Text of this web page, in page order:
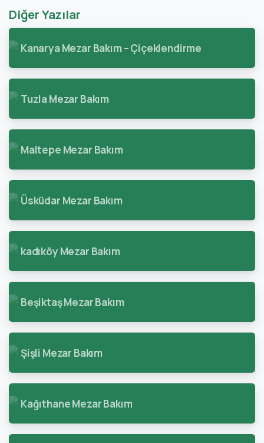
Diğer Yazılar
Kanarya Mezar Bakım – Çiçeklendirme
Tuzla Mezar Bakım
Maltepe Mezar Bakım
Üsküdar Mezar Bakım
kadıköy Mezar Bakım
Beşiktaş Mezar Bakım
Şişli Mezar Bakım
Kağıthane Mezar Bakım